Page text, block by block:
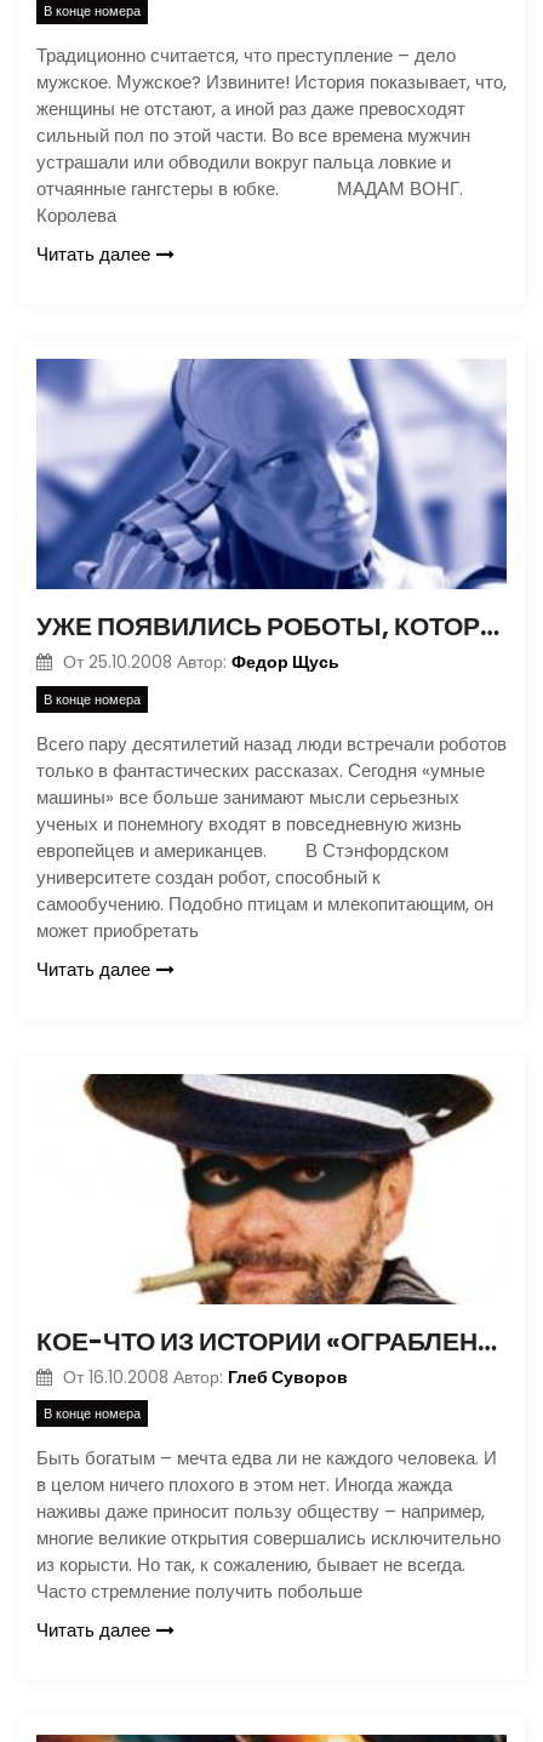
В конце номера
Традиционно считается, что преступление – дело
мужское. Мужское? Извините! История показывает, что,
женщины не отстают, а иной раз даже превосходят
сильный пол по этой части. Во все времена мужчин
устрашали или обводили вокруг пальца ловкие и
отчаянные гангстеры в юбке. МАДАМ ВОНГ.
Королева
Читать далее
УЖЕ ПОЯВИЛИСЬ РОБОТЫ, КОТОРЫЕ МОГУТ УЧИТЬ СЕБЯ САМИ
От 25.10.2008 Автор: Федор Щусь
В конце номера
Всего пару десятилетий назад люди встречали роботов
только в фантастических рассказах. Сегодня «умные
машины» все больше занимают мысли серьезных
ученых и понемногу входят в повседневную жизнь
европейцев и американцев. В Стэнфордском
университете создан робот, способный к
самообучению. Подобно птицам и млекопитающим, он
может приобретать
Читать далее
КОЕ-ЧТО ИЗ ИСТОРИИ «ОГРАБЛЕНИЙ ВЕКА»
От 16.10.2008 Автор: Глеб Суворов
В конце номера
Быть богатым – мечта едва ли не каждого человека. И
в целом ничего плохого в этом нет. Иногда жажда
наживы даже приносит пользу обществу – например,
многие великие открытия совершались исключительно
из корысти. Но так, к сожалению, бывает не всегда.
Часто стремление получить побольше
Читать далее